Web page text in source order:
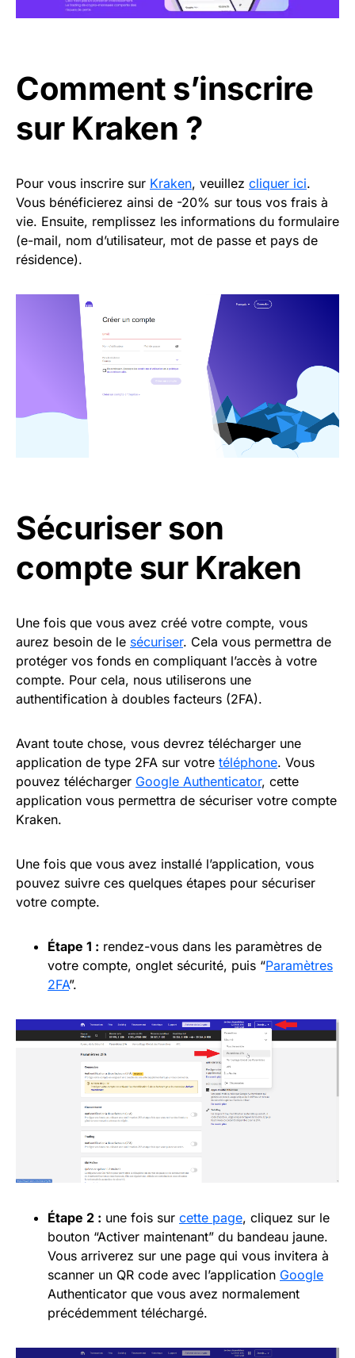
Comment s’inscrire
sur Kraken ?
Pour vous inscrire sur Kraken, veuillez cliquer ici.
Vous bénéficierez ainsi de -20% sur tous vos frais à
vie. Ensuite, remplissez les informations du formulaire
(e-mail, nom d’utilisateur, mot de passe et pays de
résidence).
Sécuriser son
compte sur Kraken
Une fois que vous avez créé votre compte, vous
aurez besoin de le sécuriser. Cela vous permettra de
protéger vos fonds en compliquant l’accès à votre
compte. Pour cela, nous utiliserons une
authentification à doubles facteurs (2FA).
Avant toute chose, vous devrez télécharger une
application de type 2FA sur votre téléphone. Vous
pouvez télécharger Google Authenticator, cette
application vous permettra de sécuriser votre compte
Kraken.
Une fois que vous avez installé l’application, vous
pouvez suivre ces quelques étapes pour sécuriser
votre compte.
Étape 1 : rendez-vous dans les paramètres de
votre compte, onglet sécurité, puis “Paramètres
2FA”.
Étape 2 : une fois sur cette page, cliquez sur le
bouton “Activer maintenant” du bandeau jaune.
Vous arriverez sur une page qui vous invitera à
scanner un QR code avec l’application Google
Authenticator que vous avez normalement
précédemment téléchargé.